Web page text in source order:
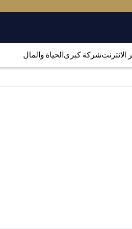
شركة كبرىالحياة والمال